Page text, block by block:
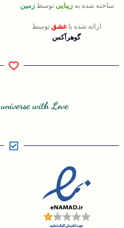
ساخته شده به زیبایی توسط زمین
ارائه شده باعشق توسط
گوهرآکس
with Love